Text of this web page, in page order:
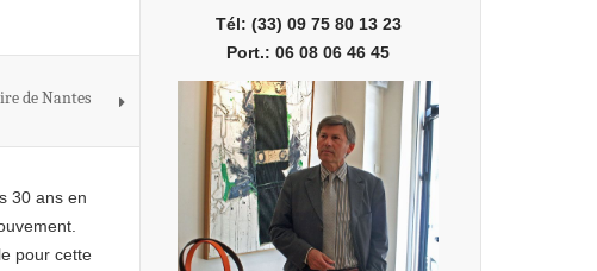
de Nantes
30 ans en
pour cette
Tél: (33) 09 75 80 13 23
Port.: 06 08 06 46 45